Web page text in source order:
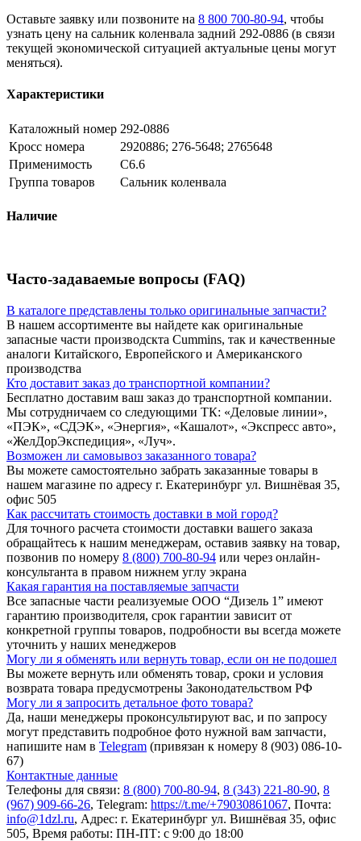
Оставьте заявку или позвоните на 8 800 700-80-94, чтобы
узнать цену на сальник коленвала задний 292-0886 (в связи
текущей экономической ситуацией актуальные цены могут
меняться).
Характеристики
Каталожный номер 292-0886
Кросс номера
2920886; 276-5648; 2765648
Применимость
C6.6
Группа товаров
Сальник коленвала
Наличие
Часто-задаваемые вопросы (FAQ)
В каталоге представлены только оригинальные запчасти?
В нашем ассортименте вы найдете как оригинальные
запасные части производскта Cummins, так и качественные
аналоги Китайского, Европейского и Американского
производства
Кто доставит заказ до транспортной компании?
Бесплатно доставим ваш заказ до транспортной компании.
Мы сотрудничаем со следующими ТК: «Деловые линии»,
«ПЭК», «СДЭК», «Энергия», «Кашалот», «Экспресс авто»,
«ЖелДорЭкспедиция», «Луч».
Возможен ли самовывоз заказанного товара?
Вы можете самостоятельно забрать заказанные товары в
нашем магазине по адресу г. Екатеринбург ул. Вишнёвая 35,
офис 505
Как рассчитать стоимость доставки в мой город?
Для точного расчета стоимости доставки вашего заказа
обращайтесь к нашим менеджерам, оставив заявку на товар,
позвонив по номеру 8 (800) 700-80-94 или через онлайн-
консультанта в правом нижнем углу экрана
Какая гарантия на поставляемые запчасти
Все запасные части реализуемые ООО “Дизель 1” имеют
гарантию производителя, срок гарантии зависит от
конкретной группы товаров, подробности вы всегда можете
уточнить у наших менеджеров
Могу ли я обменять или вернуть товар, если он не подошел
Вы можете вернуть или обменять товар, сроки и условия
возврата товара предусмотрены Законодательством РФ
Могу ли я запросить детальное фото товара?
Да, наши менеджеры проконсультируют вас, и по запросу
могут представить подробное фото нужной вам запчасти,
напишите нам в Telegram (привязан к номеру 8 (903) 086-10-
67)
Контактные данные
Телефоны для связи: 8 (800) 700-80-94, 8 (343) 221-80-90, 8
(967) 909-66-26, Telegram: https://t.me/+79030861067, Почта:
info@1dzl.ru, Адрес: г. Екатеринбург ул. Вишнёвая 35, офис
505, Время работы: ПН-ПТ: с 9:00 до 18:00